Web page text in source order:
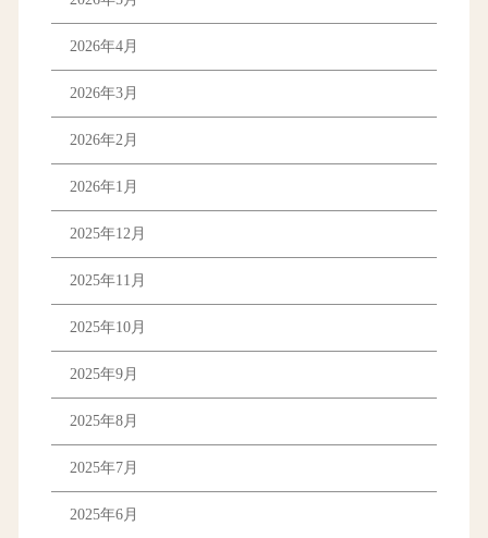
2026年4月
2026年3月
2026年2月
2026年1月
2025年12月
2025年11月
2025年10月
2025年9月
2025年8月
2025年7月
2025年6月